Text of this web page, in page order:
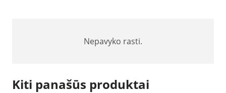
Nepavyko rasti.
Kiti panašūs produktai